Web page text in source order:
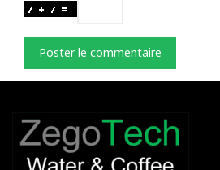
Poster le commentaire